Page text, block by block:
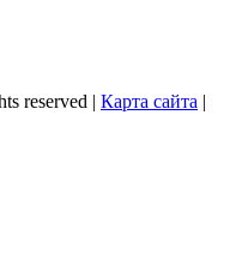
reserved | Карта сайта |